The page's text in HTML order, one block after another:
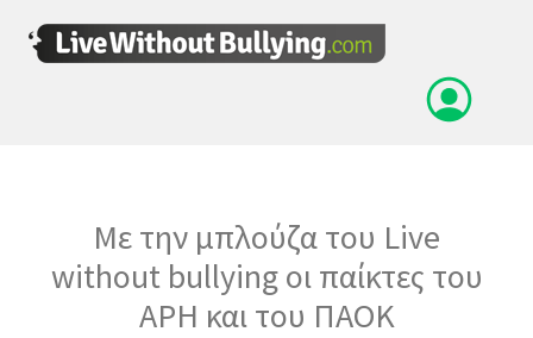
Με την μπλούζα του Live
without bullying οι παίκτες του
ΑΡΗ και του ΠΑΟΚ